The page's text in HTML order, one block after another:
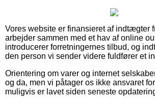
Vores website er finansieret af indtægter
arbejder sammen med et hav af online
introducerer forretningernes tilbud, og
den person vi sender videre fuldfører et
Orientering om varer og internet
og da, men vi påtager os ikke ansvaret
muligvis er lavet siden seneste